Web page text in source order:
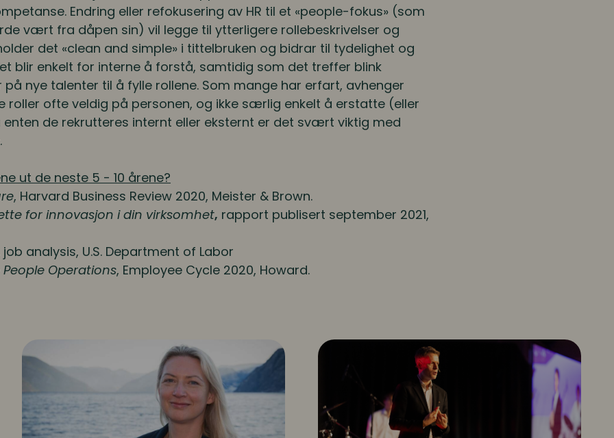
Endring eller refokusering av HR til et «people-fokus» (som
vært fra dåpen sin) vil legge til ytterligere rollebeskrivelser og
det «clean and simple» i tittelbruken og bidrar til tydelighet og
blir enkelt for interne å forstå, samtidig som det treffer blink
på nye talenter til å fylle rollene. Som mange har erfart, avhenger
roller ofte veldig på personen, og ikke særlig enkelt å erstatte (eller
enten de rekrutteres internt eller eksternt er det svært viktig med
ut de neste 5 - 10 årene?
, Harvard Business Review 2020, Meister & Brown.
for innovasjon i din virksomhet, rapport publisert september 2021,
job analysis, U.S. Department of Labor
Operations, Employee Cycle 2020, Howard.
Stort potensial med AI i offentlig sektor Fremtidens NRK